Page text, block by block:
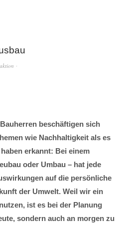
Bauherren beschäftigen sich
wie Nachhaltigkeit als es
erkannt: Bei einem
oder Umbau – hat jede
auf die persönliche
der Umwelt. Weil wir ein
ist es bei der Planung
sondern auch an morgen zu